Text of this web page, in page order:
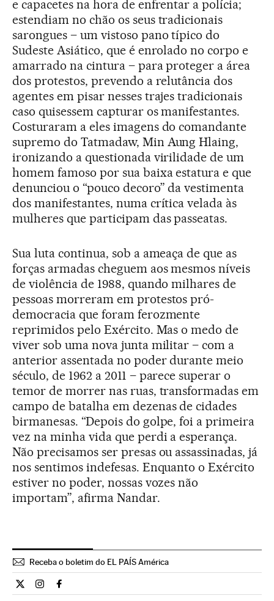
e capacetes na hora de enfrentar a polícia;
estendiam no chão os seus tradicionais
sarongues – um vistoso pano típico do
Sudeste Asiático, que é enrolado no corpo e
amarrado na cintura – para proteger a área
dos protestos, prevendo a relutância dos
agentes em pisar nesses trajes tradicionais
caso quisessem capturar os manifestantes.
Costuraram a eles imagens do comandante
supremo do Tatmadaw, Min Aung Hlaing,
ironizando a questionada virilidade de um
homem famoso por sua baixa estatura e que
denunciou o “pouco decoro” da vestimenta
dos manifestantes, numa crítica velada às
mulheres que participam das passeatas.
Sua luta continua, sob a ameaça de que as
forças armadas cheguem aos mesmos níveis
de violência de 1988, quando milhares de
pessoas morreram em protestos pró-
democracia que foram ferozmente
reprimidos pelo Exército. Mas o medo de
viver sob uma nova junta militar – com a
anterior assentada no poder durante meio
século, de 1962 a 2011 – parece superar o
temor de morrer nas ruas, transformadas em
campo de batalha em dezenas de cidades
birmanesas. “Depois do golpe, foi a primeira
vez na minha vida que perdi a esperança.
Não precisamos ser presas ou assassinadas, já
nos sentimos indefesas. Enquanto o Exército
estiver no poder, nossas vozes não
importam”, afirma Nandar.
Receba o boletim do EL PAÍS América
Internacional El País Brasil en Twitter
Internacional El País Brasil en Instagram
Internacional El País Brasil en Facebook